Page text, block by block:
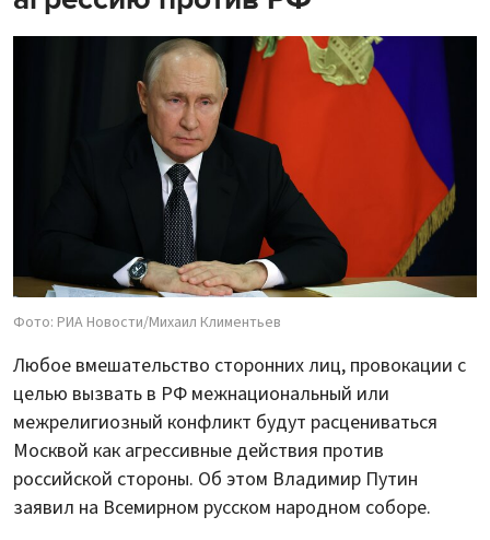
Фото: РИА Новости/Михаил Климентьев
Любое вмешательство сторонних лиц, провокации с
целью вызвать в РФ межнациональный или
межрелигиозный конфликт будут расцениваться
Москвой как агрессивные действия против
российской стороны. Об этом Владимир Путин
заявил на Всемирном русском народном соборе.